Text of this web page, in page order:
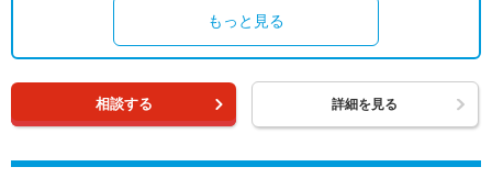
もっと見る
相談する 詳細を見る